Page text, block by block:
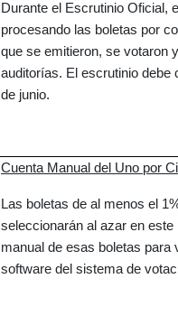
Durante el Escrutinio Oficial,
procesando las boletas por
que se emitieron, se votaron
auditorías. El escrutinio debe
de junio.
Cuenta Manual del Uno por
Las boletas de al menos el
seleccionarán al azar en
manual de esas boletas para
software del sistema de